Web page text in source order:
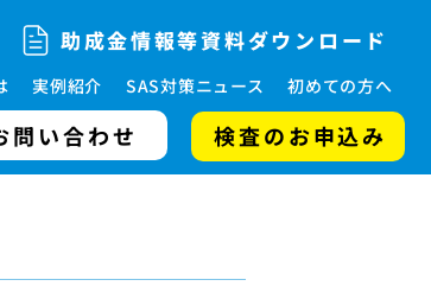
助成金情報等資料ダウンロード
実例紹介 SAS対策ニュース 初めての方へ
問い合わせ 検査のお申込み